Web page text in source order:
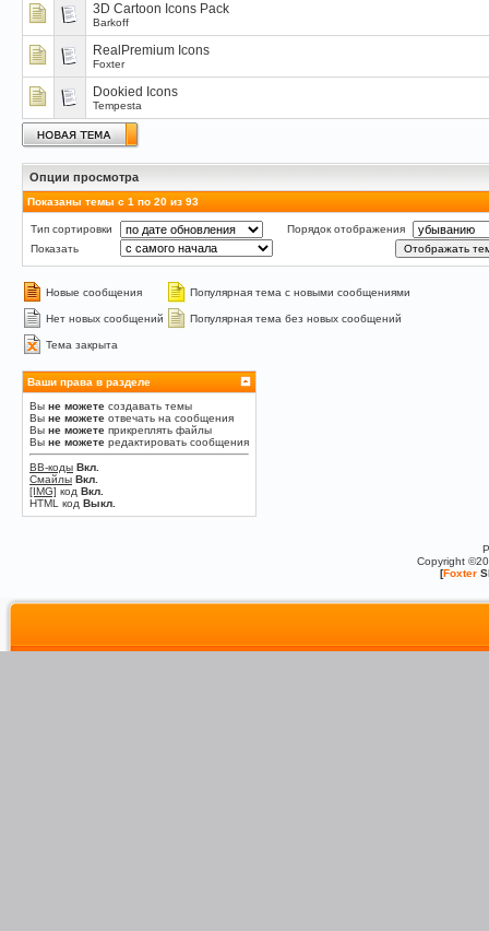
3D Cartoon Icons Pack
Barkoff
RealPremium Icons
Foxter
Dookied Icons
Tempesta
Опции просмотра
Показаны темы с 1 по 20 из 93
Тип сортировки
Порядок отображения
Показать
Новые сообщения Популярная тема с новыми сообщениями
Нет новых сообщений Популярная тема без новых сообщений
Тема закрыта
Ваши права в разделе
Вы не можете создавать темы
Вы не можете отвечать на сообщения
Вы не можете прикреплять файлы
Вы не можете редактировать сообщения
BB-коды Вкл.
Смайлы Вкл.
[IMG] код Вкл.
HTML код Выкл.
Copyright
[Foxter